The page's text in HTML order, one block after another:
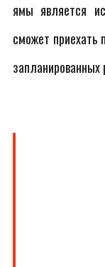
ямы является
сможет приехать
запланированных